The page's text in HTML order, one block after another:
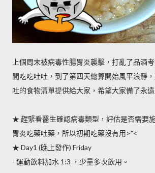
上個周末被病毒性腸胃炎襲擊，打亂了品酒
間吃吃吐吐，到了第四天總算開始風平浪靜
吐的食物清單提供給大家，希望大家備了永遠
★ 趕緊看醫生確認病毒類型，評估是否需要
胃炎吃藥吐藥，所以初期吃藥沒有用>"<
★ Day1 (晚上發作) Friday
- 運動飲料加水 1:3 ，少量多次飲用。